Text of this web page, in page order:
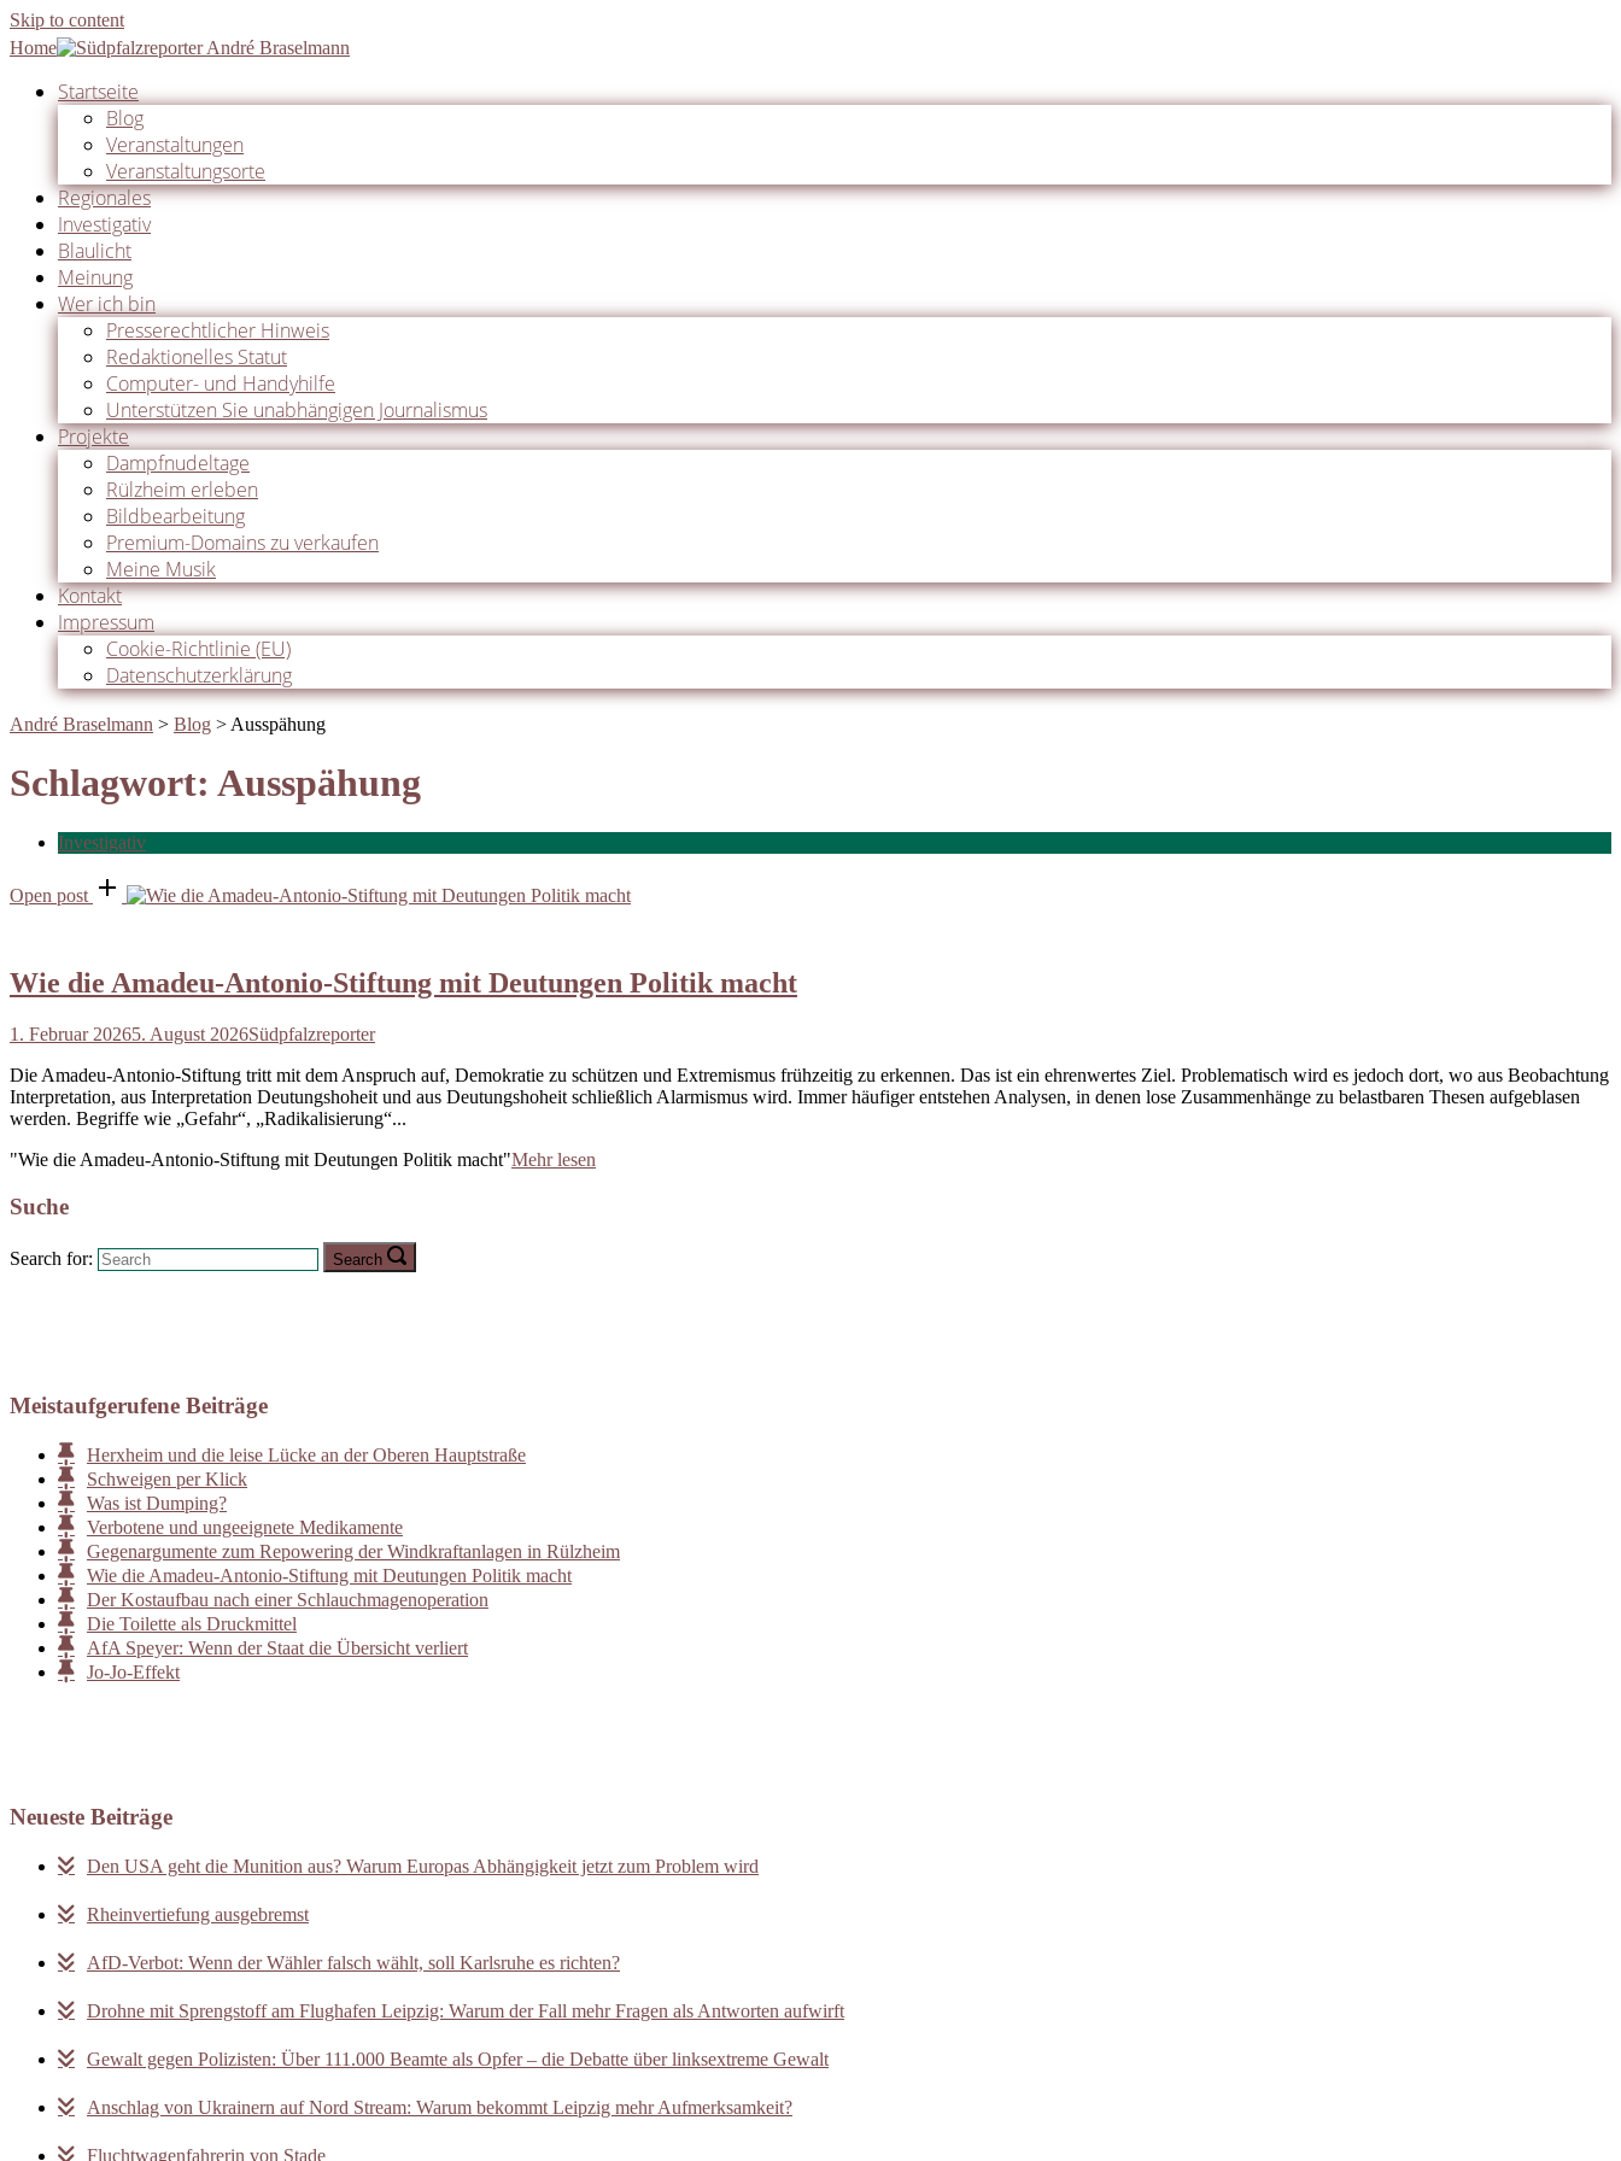
Skip to content
Home
Startseite
Blog
Veranstaltungen
Veranstaltungsorte
Regionales
Investigativ
Blaulicht
Meinung
Wer ich bin
Presserechtlicher Hinweis
Redaktionelles Statut
Computer- und Handyhilfe
Unterstützen Sie unabhängigen Journalismus
Projekte
Dampfnudeltage
Rülzheim erleben
Bildbearbeitung
Premium-Domains zu verkaufen
Meine Musik
Kontakt
Impressum
Cookie-Richtlinie (EU)
Datenschutzerklärung
André Braselmann > Blog > Ausspähung
Schlagwort: Ausspähung
Investigativ
Open post
Wie die Amadeu-Antonio-Stiftung mit Deutungen Politik macht
1. Februar 20265. August 2026Südpfalzreporter
Die Amadeu-Antonio-Stiftung tritt mit dem Anspruch auf, Demokratie zu schützen und Extremismus frühzeitig zu erkennen. Das ist ein ehrenwertes Ziel. Problematisch wird es jedoch dort, wo aus Beobachtung
Interpretation, aus Interpretation Deutungshoheit und aus Deutungshoheit schließlich Alarmismus wird. Immer häufiger entstehen Analysen, in denen lose Zusammenhänge zu belastbaren Thesen aufgeblasen
werden. Begriffe wie „Gefahr“, „Radikalisierung“...
"Wie die Amadeu-Antonio-Stiftung mit Deutungen Politik macht"Mehr lesen
Suche
Search for: Search
Meistaufgerufene Beiträge
Herxheim und die leise Lücke an der Oberen Hauptstraße
Schweigen per Klick
Was ist Dumping?
Verbotene und ungeeignete Medikamente
Gegenargumente zum Repowering der Windkraftanlagen in Rülzheim
Wie die Amadeu-Antonio-Stiftung mit Deutungen Politik macht
Der Kostaufbau nach einer Schlauchmagenoperation
Die Toilette als Druckmittel
AfA Speyer: Wenn der Staat die Übersicht verliert
Jo-Jo-Effekt
Neueste Beiträge
Den USA geht die Munition aus? Warum Europas Abhängigkeit jetzt zum Problem wird
Rheinvertiefung ausgebremst
AfD-Verbot: Wenn der Wähler falsch wählt, soll Karlsruhe es richten?
Drohne mit Sprengstoff am Flughafen Leipzig: Warum der Fall mehr Fragen als Antworten aufwirft
Gewalt gegen Polizisten: Über 111.000 Beamte als Opfer – die Debatte über linksextreme Gewalt
Anschlag von Ukrainern auf Nord Stream: Warum bekommt Leipzig mehr Aufmerksamkeit?
Fluchtwagenfahrerin von Stade